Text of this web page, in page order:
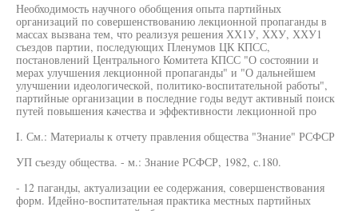
Необходимость научного обобщения опыта партийных
организаций по совершенствованию лекционной пропаганды в
массах вызвана тем, что реализуя решения ХХ1У, ХХУ, ХХУ1
съездов партии, последующих Пленумов ЦК КПСС,
постановлений Центрального Комитета КПСС "О состоянии и
мерах улучшения лекционной пропаганды" и "О дальнейшем
улучшении идеологической, политико-воспитательной работы",
партийные организации в последние годы ведут активный поиск
путей повышения качества и эффективности лекционной про
I. См.: Материалы к отчету правления общества "Знание" РСФСР
УП съезду общества. - м.: Знание РСФСР, 1982, с.180.
- 12 паганды, актуализации ее содержания, совершенствования
форм. Идейно-воспитательная практика местных партийных